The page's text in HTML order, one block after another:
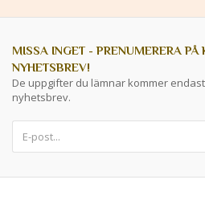
MISSA INGET - PRENUMERERA PÅ
NYHETSBREV!
De uppgifter du lämnar kommer
nyhetsbrev.